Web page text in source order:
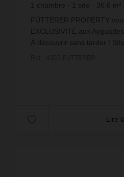
chambre sde 36,6
3 551,91 €prix / m²
FÜTTERER PROPERTY
EXCLUSIVITÉ aux
À découvrir sans tarder !
Lire